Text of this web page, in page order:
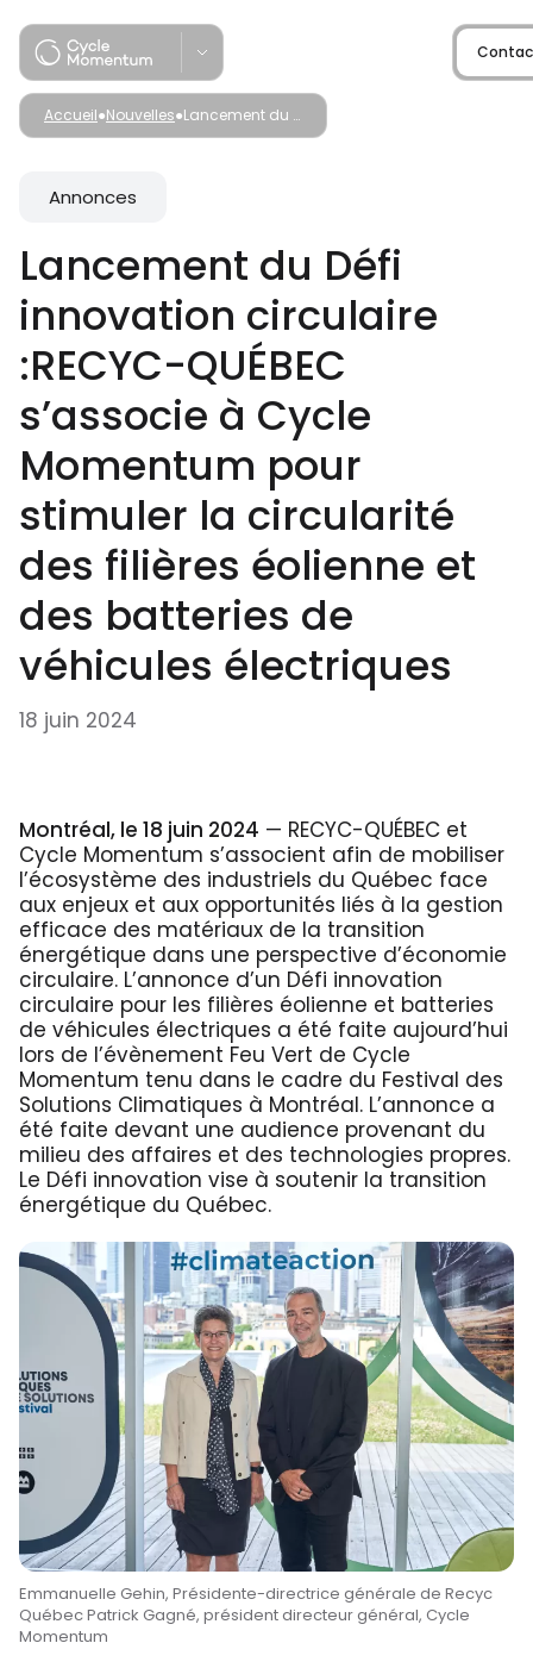
to
content
Origo
Lab-à-Startup
Accueil●Nouvelles● Lancement du Défi innovation circulaire :RECYC-QUÉBEC s’associe à Cycle Momentum pour stimuler la circularité des filières éolienne et des batteries de véhicules électriques
Annonces
Lancement du Défi
innovation circulaire
:RECYC-QUÉBEC
s’associe à Cycle
Momentum pour
stimuler la circularité
des filières éolienne et
des batteries de
véhicules électriques
18 juin 2024
Montréal, le 18 juin 2024 — RECYC-QUÉBEC et
Cycle Momentum s’associent afin de mobiliser
l’écosystème des industriels du Québec face
aux enjeux et aux opportunités liés à la gestion
efficace des matériaux de la transition
énergétique dans une perspective d’économie
circulaire. L’annonce d’un Défi innovation
circulaire pour les filières éolienne et batteries
de véhicules électriques a été faite aujourd’hui
lors de l’évènement Feu Vert de Cycle
Momentum tenu dans le cadre du Festival des
Solutions Climatiques à Montréal. L’annonce a
été faite devant une audience provenant du
milieu des affaires et des technologies propres.
Le Défi innovation vise à soutenir la transition
énergétique du Québec.
Emmanuelle Gehin, Présidente-directrice générale de Recyc
Québec Patrick Gagné, président directeur général, Cycle
Momentum